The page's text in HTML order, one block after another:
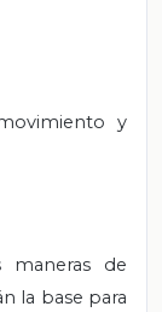
y
maneras de
la base para